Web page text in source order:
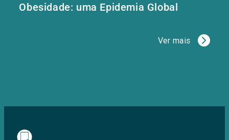
Obesidade: uma Epidemia Global
Ver mais